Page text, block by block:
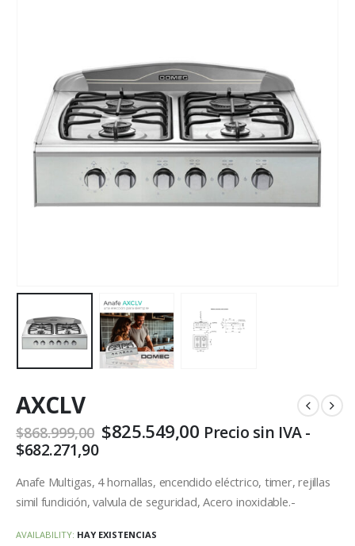
AXCLV
$868.999,00 El
precio
era:
$868.999,00.
$825.549,00El
es:
$825.549,00.
Precio sin IVA -
$682.271,90
Anafe Multigas, 4 hornallas, encendido eléctrico, timer, rejillas
simil fundición, valvula de seguridad, Acero inoxidable.-
AVAILABILITY: HAY EXISTENCIAS